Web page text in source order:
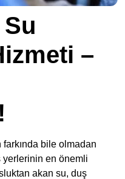
–
farkında bile olmadan
yerlerinin en önemli
akan su, duş